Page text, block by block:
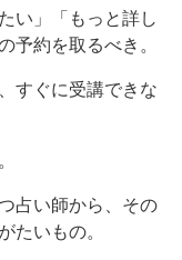
い」「もっと詳し
予約を取るべき。
すぐに受講できな
占い師から、その
たいもの。